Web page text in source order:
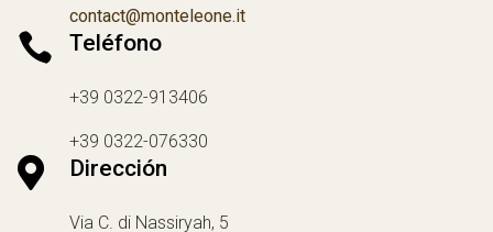
contact@monteleone.it
 Teléfono
+39 0322-913406
+39 0322-076330
 Dirección
Via C. di Nassiryah, 5